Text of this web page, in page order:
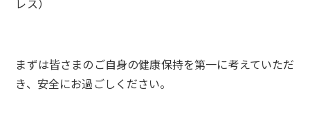
レス）
まずは皆さまのご自身の健康保持を第一に考えていただ
き、安全にお過ごしください。